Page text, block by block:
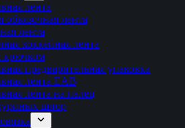
лента
обвязочная лента
лента
хоккейная лента
крючком
предварительная упаковка
лента EAB
лента на палец
шпор